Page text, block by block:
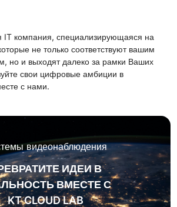
компания, специализирующаяся на
не только соответствуют вашим
но и выходят далеко за рамки Ваших
свои цифровые амбиции в
с нами.
видеонаблюдения
ИДЕИ В
ВМЕСТЕ С
KT CLOUD LAB